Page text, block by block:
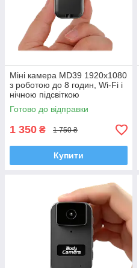
Міні камера MD39 1920x1080
з роботою до 8 годин, Wi-Fi і
нічною підсвіткою
Готово до відправки
1 350 ₴ 1 750 ₴
Купити